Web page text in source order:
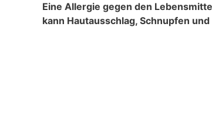
Eine Allergie gegen den
kann Hautausschlag, Schnupfen